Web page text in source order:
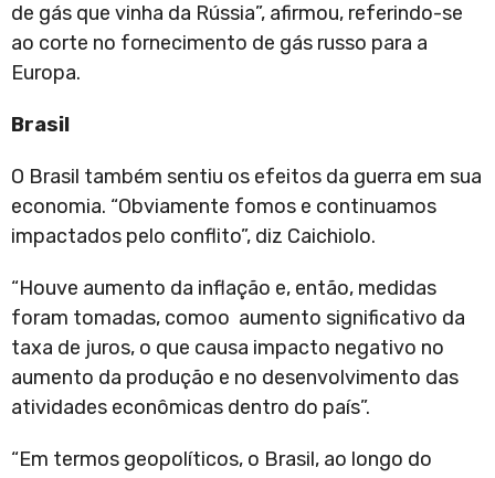
de gás que vinha da Rússia”, afirmou, referindo-se
ao corte no fornecimento de gás russo para a
Europa.
Brasil
O Brasil também sentiu os efeitos da guerra em sua
economia. “Obviamente fomos e continuamos
impactados pelo conflito”, diz Caichiolo.
“Houve aumento da inflação e, então, medidas
foram tomadas, comoo aumento significativo da
taxa de juros, o que causa impacto negativo no
aumento da produção e no desenvolvimento das
atividades econômicas dentro do país”.
“Em termos geopolíticos, o Brasil, ao longo do